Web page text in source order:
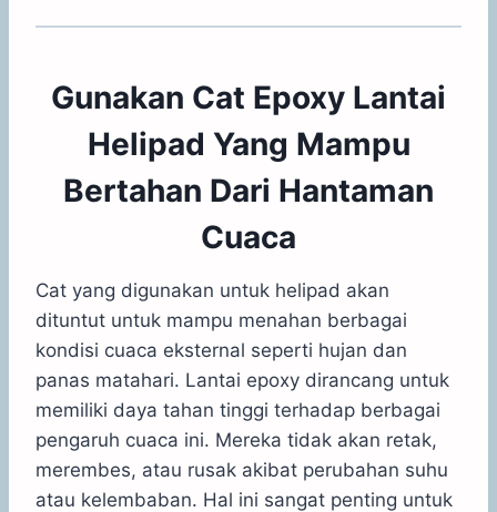
Gunakan Cat Epoxy Lantai
Helipad Yang Mampu
Bertahan Dari Hantaman
Cuaca
Cat yang digunakan untuk helipad akan
dituntut untuk mampu menahan berbagai
kondisi cuaca eksternal seperti hujan dan
panas matahari. Lantai epoxy dirancang untuk
memiliki daya tahan tinggi terhadap berbagai
pengaruh cuaca ini. Mereka tidak akan retak,
merembes, atau rusak akibat perubahan suhu
atau kelembaban. Hal ini sangat penting untuk